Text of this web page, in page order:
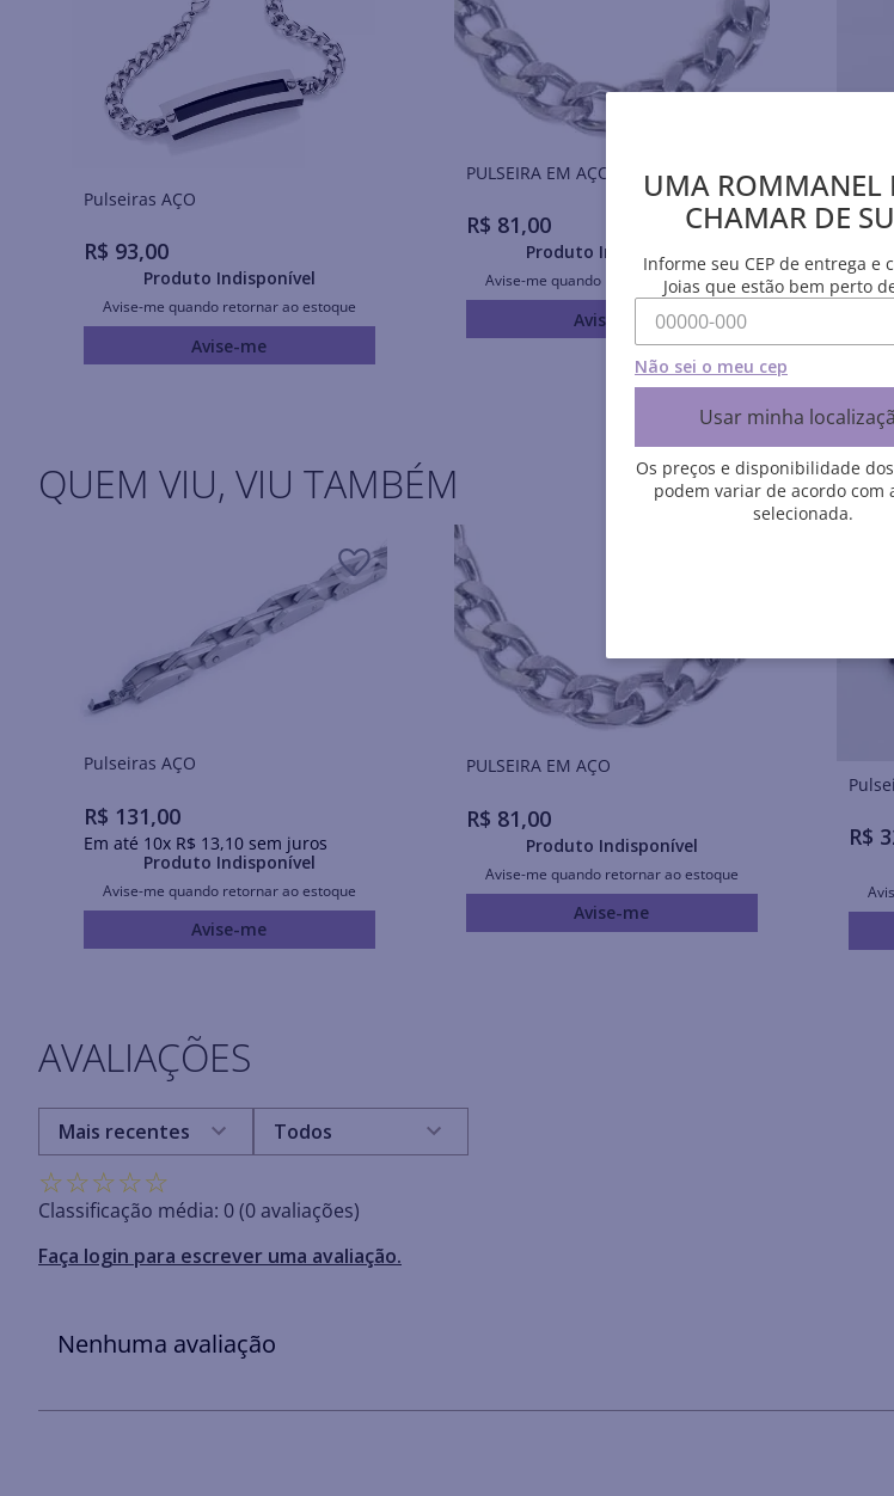
Pulseiras AÇO
R$ 93,00
Produto Indisponível
Avise-me quando retornar ao estoque
Avise-me
PULSEIRA EM AÇO
R$ 81,00
Produto Indisponível
Avise-me quando retornar ao estoque
Avise-me
QUEM VIU, VIU TAMBÉM
Pulseiras AÇO
R$ 131,00
Em até 10x R$ 13,10sem juros
Produto Indisponível
Avise-me quando retornar ao estoque
Avise-me
PULSEIRA EM AÇO
R$ 81,00
Produto Indisponível
Avise-me quando retornar ao estoque
Avise-me
R$
AVALIAÇÕES
☆☆☆☆☆
Classificação média: 0(0 avaliações)
Faça login para escrever uma avaliação.
Mais recentes Todos
Nenhuma avaliação
UMA ROMMANEL
CHAMAR DE
Informe seu CEP de entrega e
Joias que estão bem perto
Não sei o meu cep
Usar minha
Os preços e disponibilidade
podem variar de acordo com
selecionada.